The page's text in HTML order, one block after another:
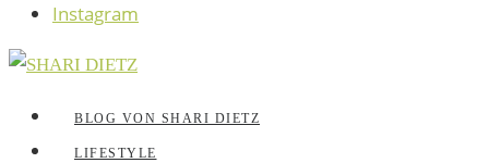
Instagram
BLOG VON SHARI DIETZ
LIFESTYLE